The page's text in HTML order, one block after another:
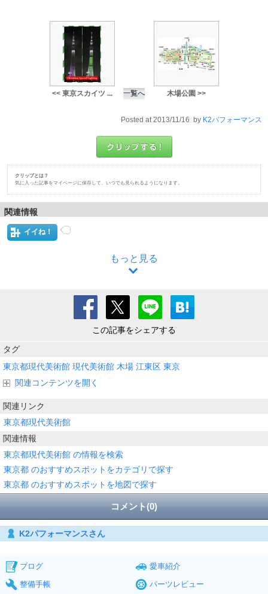
<< 東京スカイツ ... 一覧へ 木場公園 >>
Posted at 2013/11/16 by K2パフォーマンス
クリップとは？
気に入った記事をマイページに保存して、いつでも見られるようになります。
関連情報
イイね！
もっと見る
この記事をシェアする
タグ
東京都現代美術館 現代美術館 木場 江東区 東京
関連コンテンツを開く
関連リンク
東京都現代美術館
関連情報
東京都現代美術館 の情報を検索
東京都 のおすすめスポットをカテゴリで探す
東京都 のおすすめスポットを地図で探す
コメント(0)
K2パフォーマンスさん
ブログ
愛車紹介
整備手帳
パーツレビュー